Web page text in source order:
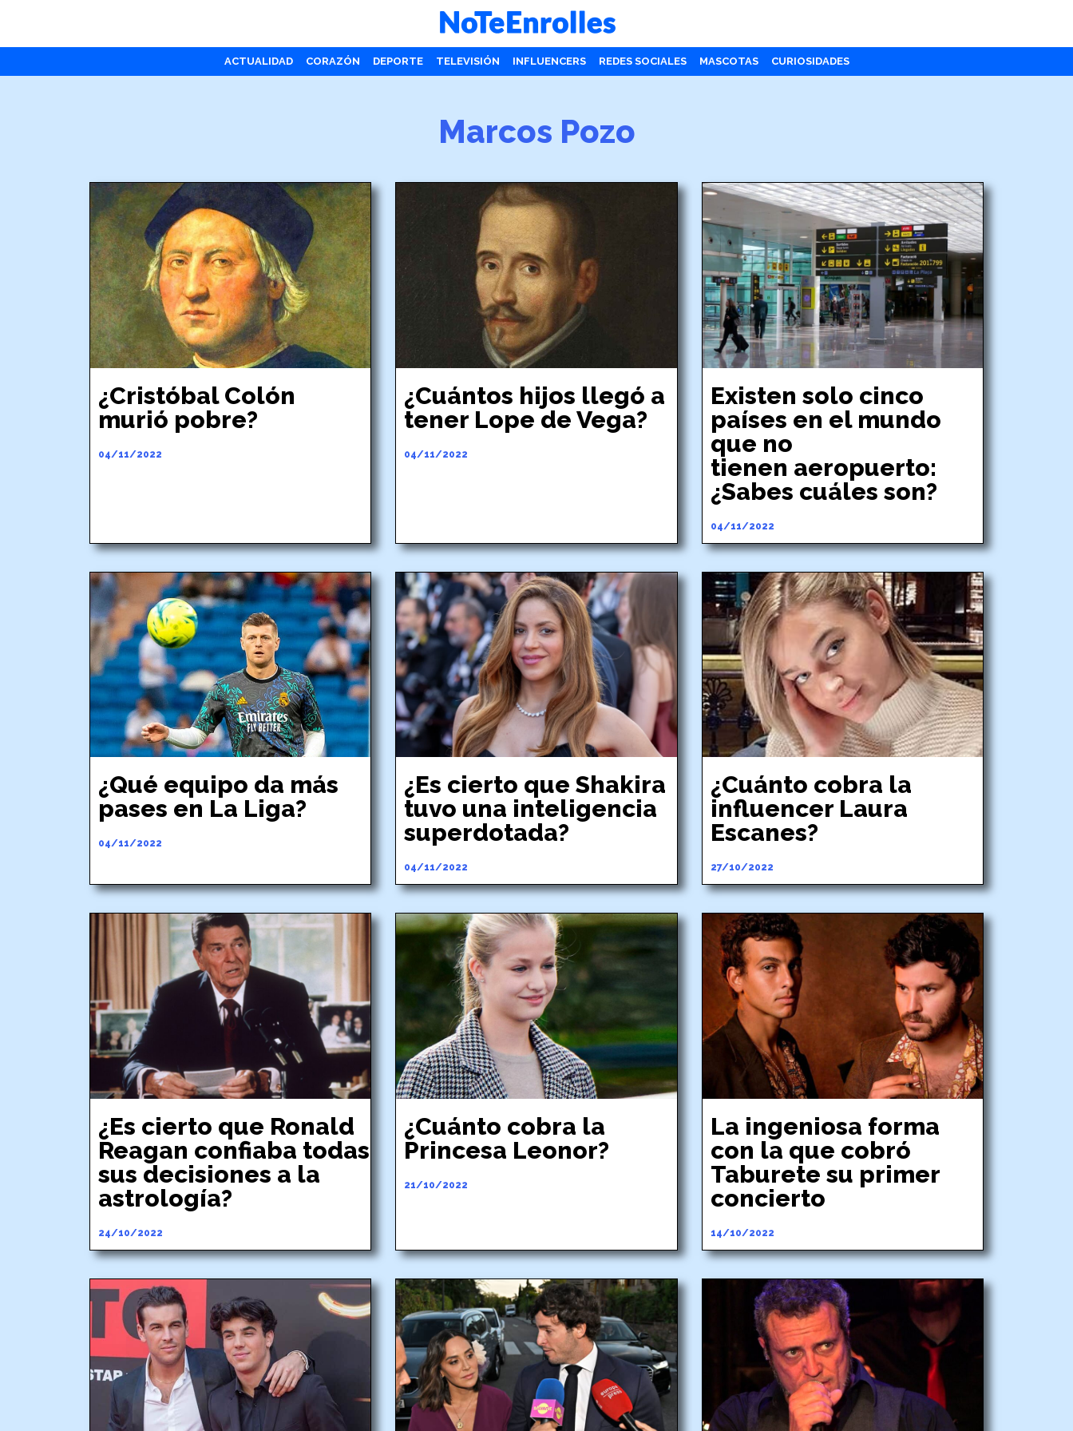
ACTUALIDAD CORAZÓN DEPORTE TELEVISIÓN INFLUENCERS REDES SOCIALES MASCOTAS CURIOSIDADES
Marcos Pozo
¿Cristóbal Colón
murió pobre?
04/11/2022
¿Cuántos hijos llegó a
tener Lope de Vega?
04/11/2022
Existen solo cinco
países en el mundo
que no
tienen aeropuerto:
¿Sabes cuáles son?
04/11/2022
¿Qué equipo da más
pases en La Liga?
04/11/2022
¿Es cierto que Shakira
tuvo una inteligencia
superdotada?
04/11/2022
¿Cuánto cobra la
influencer Laura
Escanes?
27/10/2022
¿Es cierto que Ronald
Reagan confiaba todas
sus decisiones a la
astrología?
24/10/2022
¿Cuánto cobra la
Princesa Leonor?
21/10/2022
La ingeniosa forma
con la que cobró
Taburete su primer
concierto
14/10/2022